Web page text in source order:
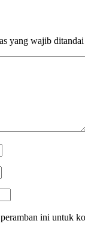
yang wajib ditandai
ini untuk